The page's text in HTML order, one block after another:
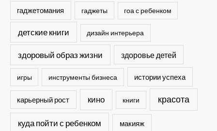
гаджетомания гаджеты гоа с ребенком
детские книги дизайн интерьера
здоровый образ жизни здоровье детей
игры инструменты бизнеса истории успеха
карьерный рост кино книги красота
куда пойти с ребенком макияж